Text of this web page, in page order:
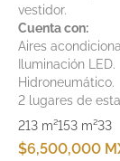
vestidor.
Cuenta con:
Aires
Iluminación LED.
Hidroneumático.
2 lugares de
213 m²153 m²33
$6,500,000